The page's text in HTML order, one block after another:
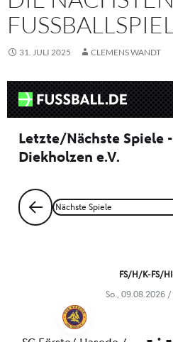
FUSSBALLSPIELE
31. JULI 2025 CLEMENS WANDT